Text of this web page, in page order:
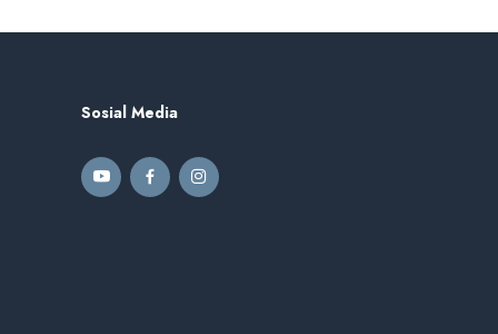
Sosial Media